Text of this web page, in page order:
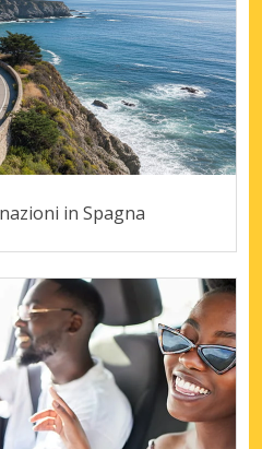
in Spagna